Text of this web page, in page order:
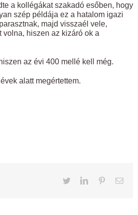
a kollégákat szakadó esőben, hogy
szép példája ez a hatalom igazi
majd visszaél vele,
volna, hiszen az kizáró ok a
az évi 400 mellé kell még.
alatt megértettem.
TwitterLinkedInPinterestEmail